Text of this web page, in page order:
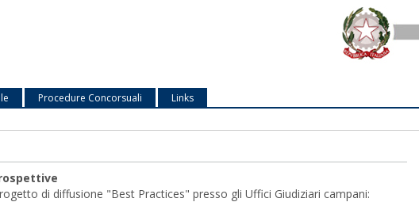
Procedure Concorsuali
Links
di diffusione "Best Practices" presso gli Uffici Giudiziari campani: